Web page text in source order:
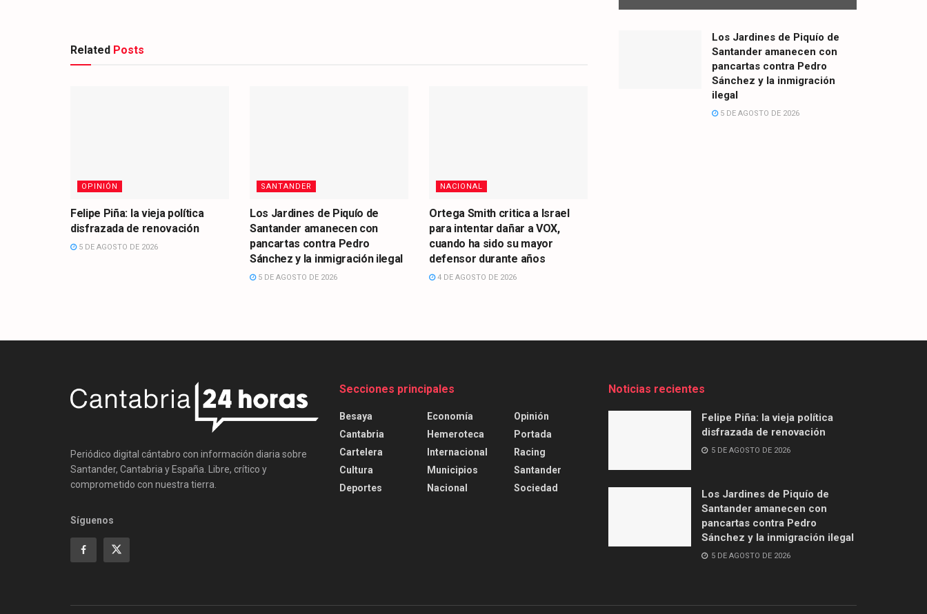
Related Posts
OPINIÓN
Felipe Piña: la vieja política
disfrazada de renovación
5 DE AGOSTO DE 2026
SANTANDER
Los Jardines de Piquío de
Santander amanecen con
pancartas contra Pedro
Sánchez y la inmigración ilegal
5 DE AGOSTO DE 2026
NACIONAL
Ortega Smith critica a Israel
para intentar dañar a VOX,
cuando ha sido su mayor
defensor durante años
4 DE AGOSTO DE 2026
Los Jardines de Piquío de
Santander amanecen con
pancartas contra Pedro
Sánchez y la inmigración
ilegal
5 DE AGOSTO DE 2026
Periódico digital cántabro con información diaria sobre
Santander, Cantabria y España. Libre, crítico y
comprometido con nuestra tierra.
Síguenos
Secciones principales
Besaya
Cantabria
Cartelera
Cultura
Deportes
Economía
Hemeroteca
Internacional
Municipios
Nacional
Opinión
Portada
Racing
Santander
Sociedad
Noticias recientes
Felipe Piña: la vieja política
disfrazada de renovación
5 DE AGOSTO DE 2026
Los Jardines de Piquío de
Santander amanecen con
pancartas contra Pedro
Sánchez y la inmigración ilegal
5 DE AGOSTO DE 2026